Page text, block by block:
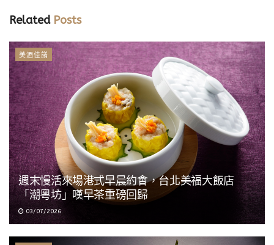
RelatedPosts
美酒佳餚
週末慢活來場港式早晨約會，台北美福大飯店
「潮粵坊」嘆早茶重磅回歸
03/07/2026